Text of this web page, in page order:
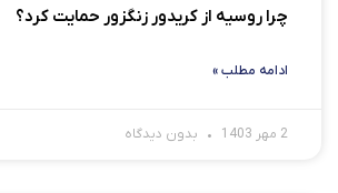
چرا روسیه از کریدور زنگزور حمایت کرد؟
ادامه مطلب »
2 مهر 1403 بدون دیدگاه